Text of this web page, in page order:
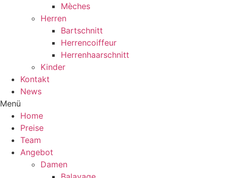
Mèches
Herren
Bartschnitt
Herrencoiffeur
Herrenhaarschnitt
Kinder
Kontakt
News
Menü
Home
Preise
Team
Angebot
Damen